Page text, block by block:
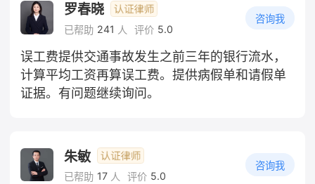
罗春晓
已帮助 241 人 评价 5.0
咨询我
误工费提供交通事故发生之前三年的银行流水，
计算平均工资再算误工费。提供病假单和请假单
证据。有问题继续询问。
朱敏
已帮助 17 人 评价 5.0
咨询我